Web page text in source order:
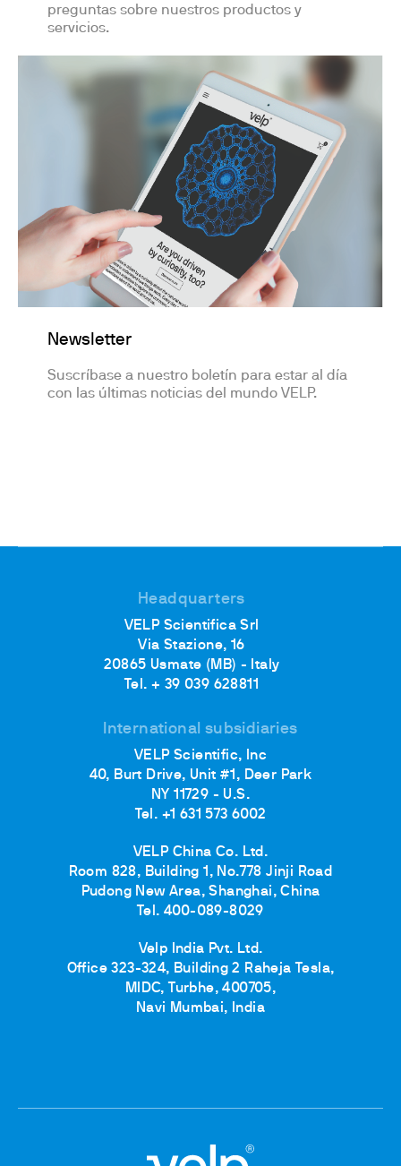
preguntas sobre nuestros productos y
servicios.
Newsletter
Suscríbase a nuestro boletín para estar al día
con las últimas noticias del mundo VELP.
Headquarters
VELP Scientifica Srl
Via Stazione, 16
20865 Usmate (MB) - Italy
Tel. + 39 039 628811
International subsidiaries
VELP Scientific, Inc
40, Burt Drive, Unit #1, Deer Park
NY 11729 - U.S.
Tel. +1 631 573 6002
VELP China Co. Ltd.
Room 828, Building 1, No.778 Jinji Road
Pudong New Area, Shanghai, China
Tel. 400-089-8029
Velp India Pvt. Ltd.
Office 323-324, Building 2 Raheja Tesla,
MIDC, Turbhe, 400705,
Navi Mumbai, India